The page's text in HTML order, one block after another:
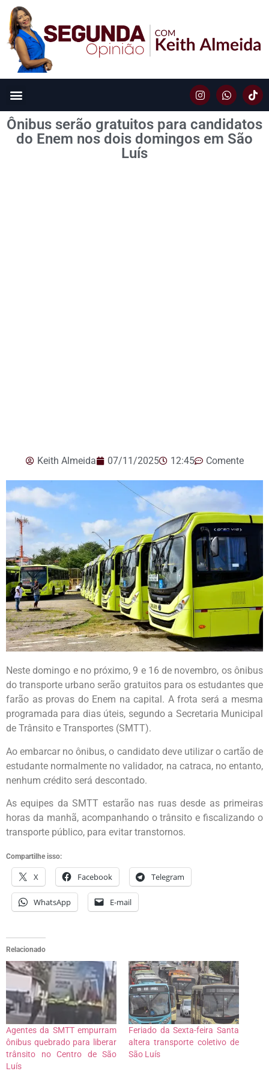
Ônibus serão gratuitos para candidatos
do Enem nos dois domingos em São
Luís
Keith Almeida 07/11/2025 12:45 Comente
Neste domingo e no próximo, 9 e 16 de novembro, os ônibus
do transporte urbano serão gratuitos para os estudantes que
farão as provas do Enem na capital. A frota será a mesma
programada para dias úteis, segundo a Secretaria Municipal
de Trânsito e Transportes (SMTT).
Ao embarcar no ônibus, o candidato deve utilizar o cartão de
estudante normalmente no validador, na catraca, no entanto,
nenhum crédito será descontado.
As equipes da SMTT estarão nas ruas desde as primeiras
horas da manhã, acompanhando o trânsito e fiscalizando o
transporte público, para evitar transtornos.
Compartilhe isso:
X Facebook Telegram
WhatsApp E-mail
Relacionado
Agentes da SMTT empurram
ônibus quebrado para liberar
trânsito no Centro de São
Luís
Feriado da Sexta-feira Santa
altera transporte coletivo de
São Luís